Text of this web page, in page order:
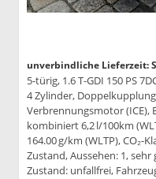
unverbindliche Lieferzeit:
5-türig, 1.6 T-GDI 150 PS
4 Zylinder,
Verbrennungsmotor (ICE),
kombiniert 6,2 l/100km
164.00 g/km (WLTP), CO₂-
Zustand, Aussehen: 1,
Zustand: unfallfrei,